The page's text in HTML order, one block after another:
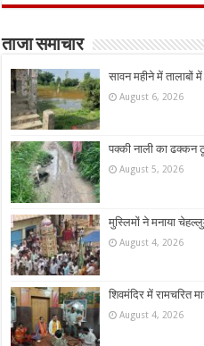
ताजा समाचार
सावन महीने में तालाबों में
August 6, 2026
पक्की नाली का ढक्कन
August 5, 2026
मुस्लिमों ने मनाया
August 4, 2026
शिवमंदिर में रामचरित
August 4, 2026